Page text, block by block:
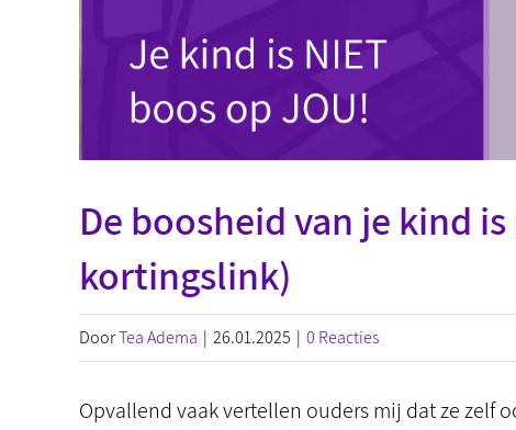
De boosheid van je kind
kortingslink)
DoorTea Adema | 26.01.2025 | 0 Reacties
Opvallend vaak vertellen ouders mij dat ze zelf